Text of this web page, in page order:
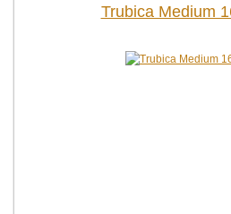
Trubica Medium